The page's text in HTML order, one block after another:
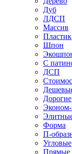
Дуб
ЛДСП
Массив
Пластик
Шпон
С
ДСП
Дорогие
Эконом-
Форма
П-
Угловые
Прямые